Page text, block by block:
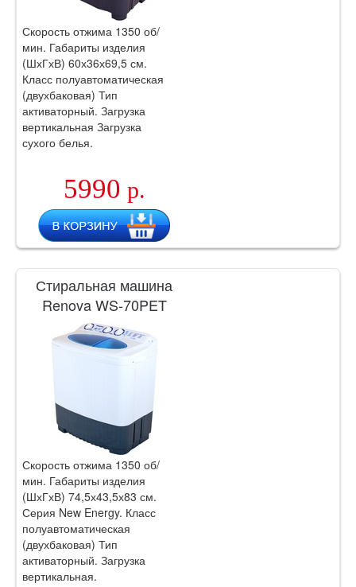
Скорость отжима 1350 об/
мин. Габариты изделия
(ШхГхВ) 60х36х69,5 см.
Класс полуавтоматическая
(двухбаковая) Тип
активаторный. Загрузка
вертикальная Загрузка
сухого белья.
5990 р.
Стиральная машина
Renova WS-70PET
Скорость отжима 1350 об/
мин. Габариты изделия
(ШхГхВ) 74,5х43,5х83 см.
Серия New Energy. Класс
полуавтоматическая
(двухбаковая) Тип
активаторный. Загрузка
вертикальная.